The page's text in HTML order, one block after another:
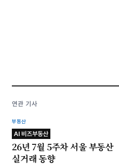
연관 기사
부동산
AI 비즈부동산
26년 7월 5주차 서울 부동산
실거래 동향